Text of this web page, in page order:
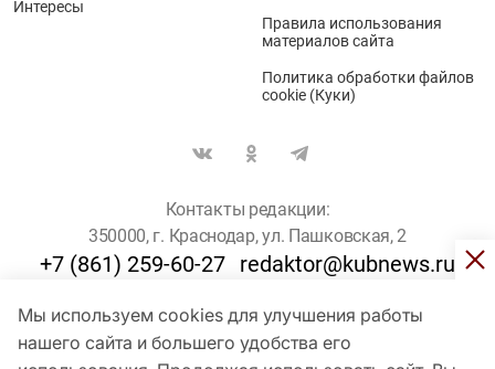
Мы используем cookies для улучшения работы
нашего сайта и большего удобства его
Интересы
Правила использования
материалов сайта
Политика обработки файлов
cookie (Куки)
Контакты редакции:
350000, г. Краснодар, ул. Пашковская, 2
+7 (861) 259-60-27 redaktor@kubnews.ru
Для пользователей старше 16 лет